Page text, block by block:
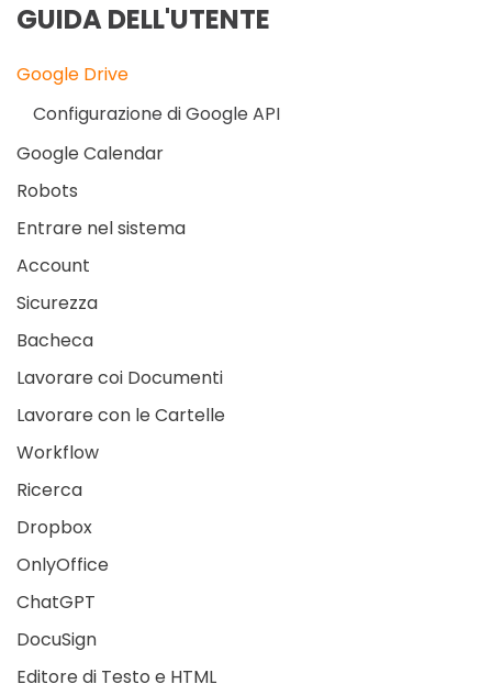
GUIDA DELL'UTENTE
Google Drive
Configurazione di Google API
Google Calendar
Robots
Entrare nel sistema
Account
Sicurezza
Bacheca
Lavorare coi Documenti
Lavorare con le Cartelle
Workflow
Ricerca
Dropbox
OnlyOffice
ChatGPT
DocuSign
Editore di Testo e HTML